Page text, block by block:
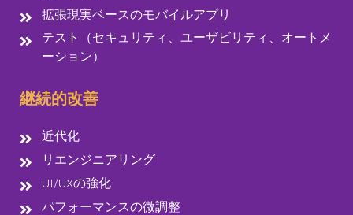
拡張現実ベースのモバイルアプリ
テスト（セキュリティ、ユーザビリティ、オートメ
ーション）
継続的改善
近代化
リエンジニアリング
UI/UXの強化
パフォーマンスの微調整